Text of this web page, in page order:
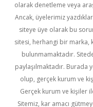
olarak denetleme veya
Ancak, üyelerimiz
siteye üye olarak bu
sitesi, herhangi bir marka,
bulunmamaktadır.
paylaşılmaktadır. Burada
olup, gerçek kurum ve
Gerçek kurum ve kişiler
Sitemiz, kar amacı